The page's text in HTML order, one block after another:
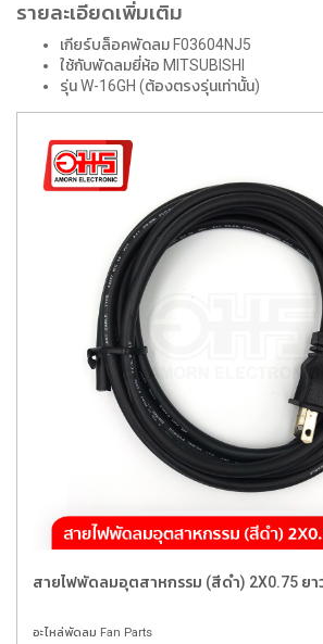
รายละเอียดเพิ่มเติม
เกียร์บล็อคพัดลม F03604NJ5
ใช้กับพัดลมยี่ห้อ MITSUBISHI
รุ่น W-16GH (ต้องตรงรุ่นเท่านั้น)
สายไฟพัดลมอุตสาหกรรม (สีดำ) 2X0.75 ยา
อะไหล่พัดลม Fan Parts